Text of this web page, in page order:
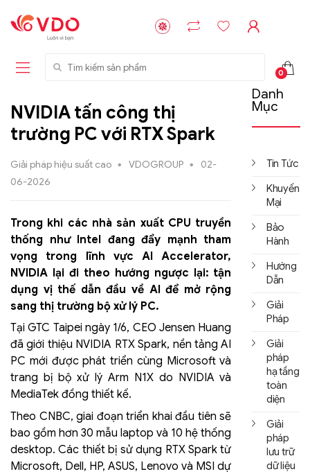
Tìm kiếm sản phẩm
0
NVIDIA tấn công thị
trường PC với RTX Spark
Giải pháp hiệu suất cao VDOGROUP
02-
06-2026
Trong khi các nhà sản xuất CPU truyền
thống như Intel đang đẩy mạnh tham
vọng trong lĩnh vực AI Accelerator,
NVIDIA lại đi theo hướng ngược lại: tận
dụng vị thế dẫn đầu về AI để mở rộng
sang thị trường bộ xử lý PC.
Tại GTC Taipei ngày 1/6, CEO Jensen Huang
đã giới thiệu NVIDIA RTX Spark, nền tảng AI
PC mới được phát triển cùng Microsoft và
trang bị bộ xử lý Arm N1X do NVIDIA và
MediaTek đồng thiết kế.
Theo CNBC, giai đoạn triển khai đầu tiên sẽ
bao gồm hơn 30 mẫu laptop và 10 hệ thống
desktop. Các thiết bị sử dụng RTX Spark từ
Microsoft, Dell, HP, ASUS, Lenovo và MSI dự
Danh
Mục
Tin Tức
Khuyến
Mại
Bảo
Hành
Hướng
Dẫn
Giải
Pháp
Giải
pháp
hạ tầng
toàn
diện
Giải
pháp
lưu trữ
dữ liệu